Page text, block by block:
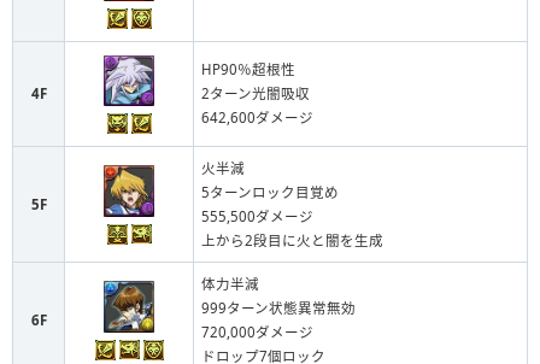
4F
HP90％超根性
2ターン光闇吸収
642,600ダメージ
5F
火半減
5ターンロック目覚め
555,500ダメージ
上から2段目に火と闇を生成
6F
体力半減
999ターン状態異常無効
720,000ダメージ
ドロップ7個ロック